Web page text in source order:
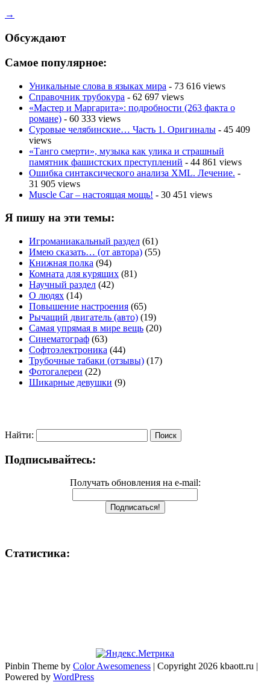
→
Обсуждают
Самое популярное:
Уникальные слова в языках мира - 73 616 views
Справочник трубокура - 62 697 views
«Мастер и Маргарита»: подробности (263 факта о
романе) - 60 333 views
Суровые челябинские… Часть 1. Оригиналы - 45 409
views
«Танго смерти», музыка как улика и страшный
памятник фашистских преступлений - 44 861 views
Ошибка синтаксического анализа XML. Лечение. -
31 905 views
Muscle Car – настоящая мощь! - 30 451 views
Я пишу на эти темы:
Игроманиакальный раздел (61)
Имею сказать… (от автора) (55)
Книжная полка (94)
Комната для курящих (81)
Научный раздел (42)
О людях (14)
Повышение настроения (65)
Рычащий двигатель (авто) (19)
Самая упрямая в мире вещь (20)
Синематограф (63)
Софтоэлектроника (44)
Трубочные табаки (отзывы) (17)
Фотогалереи (22)
Шикарные девушки (9)
Найти:
Подписывайтесь:
Получать обновления на e-mail:
Статистика:
Pinbin Theme by Color Awesomeness | Copyright 2026 kbaott.ru |
Powered by WordPress